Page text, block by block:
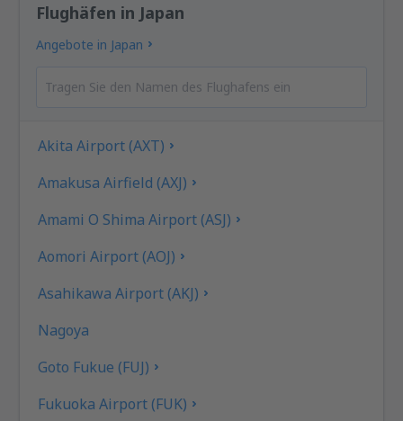
Flughäfen in Japan
Angebote in Japan
Akita Airport (AXT)
Amakusa Airfield (AXJ)
Amami O Shima Airport (ASJ)
Aomori Airport (AOJ)
Asahikawa Airport (AKJ)
Nagoya
Goto Fukue (FUJ)
Fukuoka Airport (FUK)